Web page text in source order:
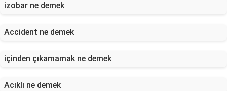
izobar ne demek
Accident ne demek
içinden çıkamamak ne demek
Acıklı ne demek